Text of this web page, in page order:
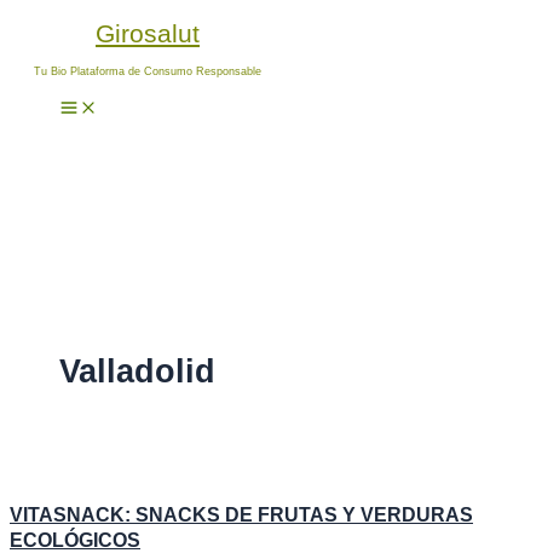
contenido
Girosalut
Tu Bio Plataforma de Consumo Responsable
Valladolid
VITASNACK: SNACKS DE FRUTAS Y VERDURAS
ECOLÓGICOS